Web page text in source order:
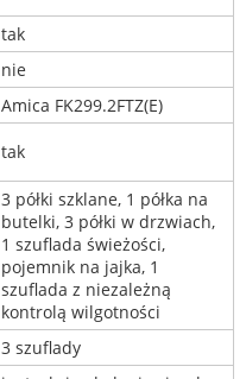
tak
nie
Amica FK299.2FTZ(E)
tak
3 półki szklane, 1 półka na
butelki, 3 półki w drzwiach,
1 szuflada świeżości,
pojemnik na jajka, 1
szuflada z niezależną
kontrolą wilgotności
3 szuflady